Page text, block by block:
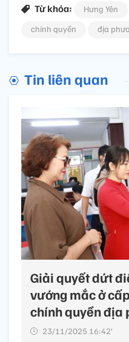
Từ khóa: Hưng Yên
chính quyền
địa
Tin liên quan
Giải quyết dứt
vướng mắc ở
chính quyền địa
23/11/2025 16:42’